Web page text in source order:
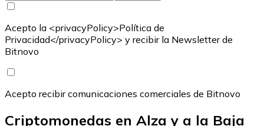
Acepto la <privacyPolicy>Política de
Privacidad</privacyPolicy> y recibir la Newsletter de
Bitnovo
Acepto recibir comunicaciones comerciales de Bitnovo
Criptomonedas en Alza y a la Baja